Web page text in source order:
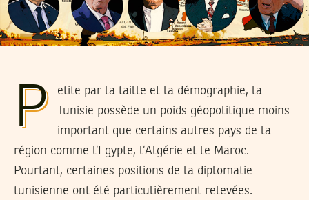
P
etite par la taille et la démographie, la
Tunisie possède un poids géopolitique moins
important que certains autres pays de la
région comme l’Egypte, l’Algérie et le Maroc.
Pourtant, certaines positions de la diplomatie
tunisienne ont été particulièrement relevées.